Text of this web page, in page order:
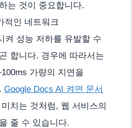
는 것이 중요합니다.
적인 네트워크
켜 성능 저하를 유발할 수
합니다. 경우에 따라서는
가량의 지연을
Google Docs AI 켜면 문서
치는 것처럼, 웹 서비스의
줄 수 있습니다.